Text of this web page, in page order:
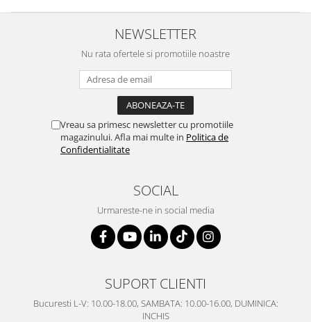
NEWSLETTER
Nu rata ofertele si promotiile noastre
Vreau sa primesc newsletter cu promotiile
magazinului. Afla mai multe in Politica de
Confidentialitate
SOCIAL
Urmareste-ne in social media
SUPORT CLIENTI
Bucuresti L-V: 10.00-18.00, SAMBATA: 10.00-16.00, DUMINICA:
INCHIS